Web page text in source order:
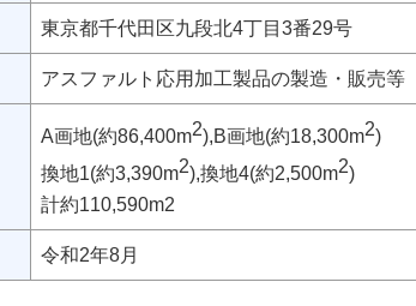
東京都千代田区九段北4丁目3番29号
アスファルト応用加工製品の製造・販売等
A画地(約86,400m2),B画地(約18,300m2)
換地1(約3,390m2),換地4(約2,500m2)
計約110,590m2
令和2年8月